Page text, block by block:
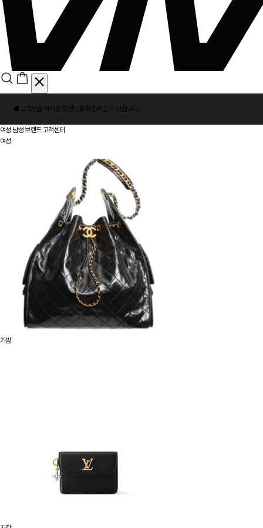
그
인
● 로그인을 하시면 포인트 를 확인하실 수 있습니다.
여성 남성 브랜드 고객센터
여성
가방